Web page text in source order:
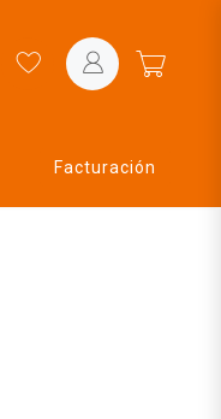
Facturación